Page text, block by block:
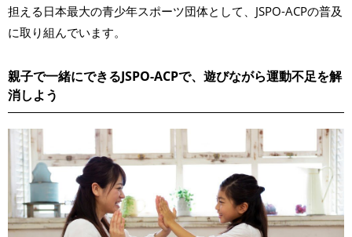
担える日本最大の青少年スポーツ団体として、JSPO-ACPの普及
に取り組んでいます。
親子で一緒にできるJSPO-ACPで、遊びながら運動不足を解
消しよう